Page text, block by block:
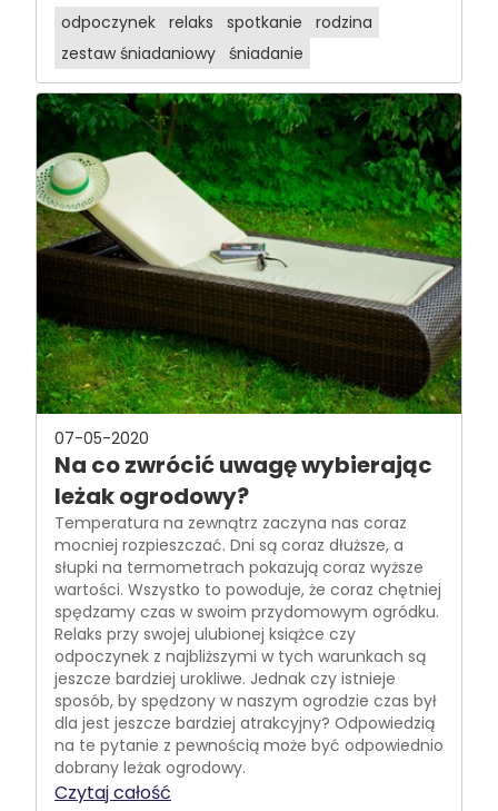
odpoczynek relaks spotkanie
rodzina
zestaw śniadaniowy śniadanie
07-05-2020
Na co zwrócić uwagę wybierając
leżak ogrodowy?
Temperatura na zewnątrz zaczyna nas coraz
mocniej rozpieszczać. Dni są coraz dłuższe, a
słupki na termometrach pokazują coraz wyższe
wartości. Wszystko to powoduje, że coraz chętniej
spędzamy czas w swoim przydomowym ogródku.
Relaks przy swojej ulubionej książce czy
odpoczynek z najbliższymi w tych warunkach są
jeszcze bardziej urokliwe. Jednak czy istnieje
sposób, by spędzony w naszym ogrodzie czas był
dla jest jeszcze bardziej atrakcyjny? Odpowiedzią
na te pytanie z pewnością może być odpowiednio
dobrany leżak ogrodowy.
Czytaj całość